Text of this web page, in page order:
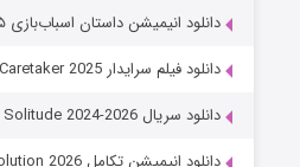
دانلود انیمیشن داستان اسباب‌بازی ۵ Toy Story 5 (2026)
دانلود فیلم سرایدار The Caretaker 2025
دانلود سریال One Hundred Years of Solitude 2024-2026